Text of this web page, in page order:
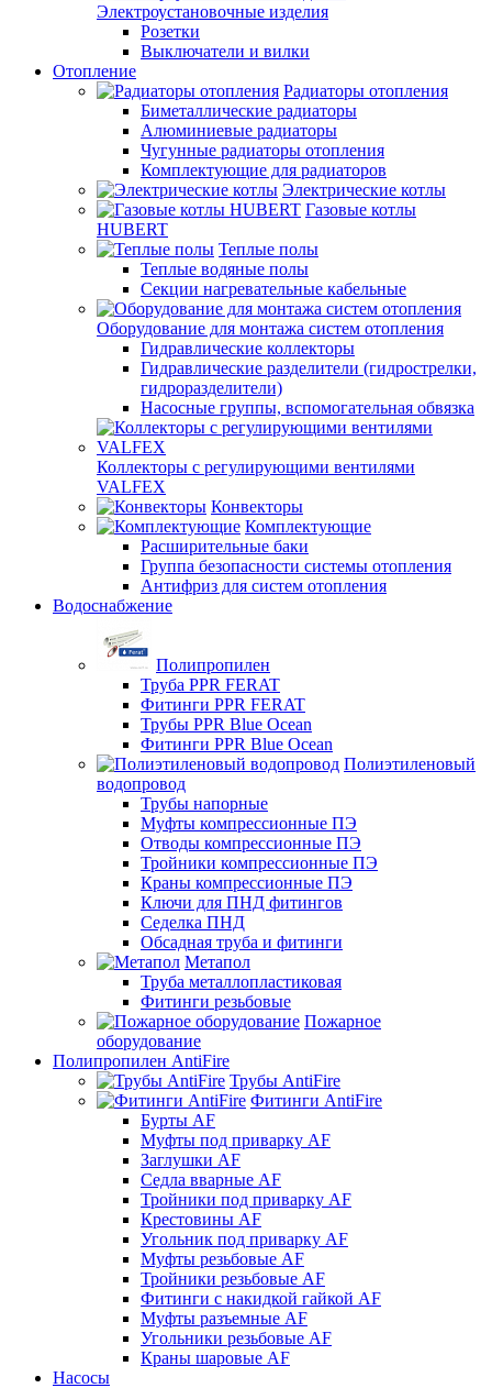
Электроустановочные изделия
Розетки
Выключатели и вилки
Отопление
Радиаторы отопления
Биметаллические радиаторы
Алюминиевые радиаторы
Чугунные радиаторы отопления
Комплектующие для радиаторов
Электрические котлы
Газовые котлы
HUBERT
Теплые полы
Теплые водяные полы
Секции нагревательные кабельные
Оборудование для монтажа систем отопления
Гидравлические коллекторы
Гидравлические разделители (гидрострелки,
гидроразделители)
Насосные группы, вспомогательная обвязка
Коллекторы с регулирующими вентилями
VALFEX
Конвекторы
Комплектующие
Расширительные баки
Группа безопасности системы отопления
Антифриз для систем отопления
Водоснабжение
Полипропилен
Труба PPR FERAT
Фитинги PPR FERAT
Трубы PPR Blue Ocean
Фитинги PPR Blue Ocean
Полиэтиленовый
водопровод
Трубы напорные
Муфты компрессионные ПЭ
Отводы компрессионные ПЭ
Тройники компрессионные ПЭ
Краны компрессионные ПЭ
Ключи для ПНД фитингов
Седелка ПНД
Обсадная труба и фитинги
Метапол
Труба металлопластиковая
Фитинги резьбовые
Пожарное
оборудование
Полипропилен AntiFire
Трубы AntiFire
Фитинги AntiFire
Бурты AF
Муфты под приварку AF
Заглушки AF
Седла вварные AF
Тройники под приварку AF
Крестовины AF
Угольник под приварку AF
Муфты резьбовые AF
Тройники резьбовые AF
Фитинги с накидкой гайкой AF
Муфты разъемные AF
Угольники резьбовые AF
Краны шаровые AF
Насосы